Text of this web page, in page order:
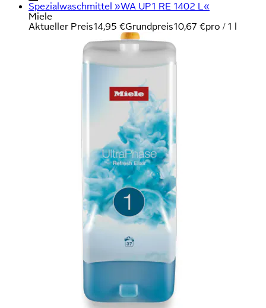
Spezialwaschmittel »WA UP1 RE 1402 L«
Miele
Aktueller Preis14,95 €Grundpreis10,67 €pro / 1 l